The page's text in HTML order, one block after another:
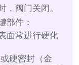
，阀门关闭。
部件：
面常进行硬化
硬密封（金